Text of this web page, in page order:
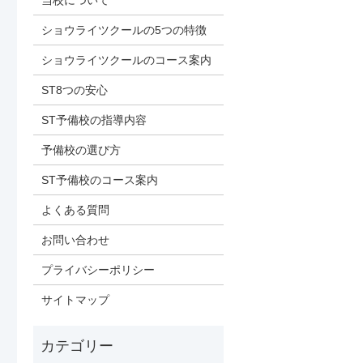
ショウライツクールの5つの特徴
ショウライツクールのコース案内
ST8つの安心
ST予備校の指導内容
予備校の選び方
ST予備校のコース案内
よくある質問
お問い合わせ
プライバシーポリシー
サイトマップ